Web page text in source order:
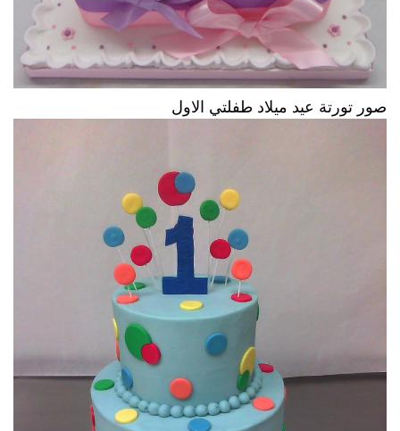
صور تورتة عيد ميلاد طفلتي الاول